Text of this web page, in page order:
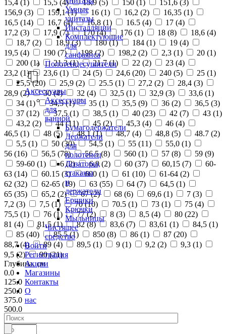
Умные
унитазы
Инсталляции
Комплектующие
для
санфаянса
Полотенцесушители
Аксессуары
Аксессуары
для
ванной
Бумагодержатели
Держатели
для
полотенец
Дозаторы,
стаканы
и
держатели
Ершики
Крючки
Мыльницы
Чистящее
средство
Войти
Регистрация
Акции
Магазины
Контакты
О
нас
15,4 (1 ) 15,5 (4) 15,9 (5) 150 (1 ) 151,6 (3)
156,9 (3) 159,1 (1) 16 (1) 16,2 (2) 16,35 (1)
16,5 (14) 16,7 (4) 16,8 (1) 16.5 (4) 17 (4)
17,2 (3) 17,9 (7) 170 (4) 176 (1) 18 (8) 18,6 (4)
18,7 (2) 18,9 (3) 180 (1) 184 (1) 19 (4)
19,5 (4) 190 (7) 198 (2) 198,2 (2) 2,3 (1) 20 (1)
200 (1) 21,3 (1) 21,7 (1) 22 (2) 23 (4)
23,2 (1) 23,6 (1) 24 (5) 24,6 (20) 240 (5) 25 (1)
25,5 (20) 25,9 (2) 25.5 (1) 27,2 (2) 28,4 (3)
28,9 (2) 30 (4) 32 (4) 32,5 (1) 32,9 (3) 33,6 (1)
34 (1) 34,5 (1) 35 (1) 35,5 (9) 36 (2) 36,5 (3)
37 (12) 37,5 (1) 38,5 (1) 40 (23) 42 (7) 43 (1)
43,2 (2) 44 (11) 45 (2) 45,3 (4) 46 (4)
46,5 (1) 48 (5) 48,1 (1) 48,7 (4) 48,8 (5) 48.7 (2)
5,5 (1) 50 (30) 54,5 (1) 55 (11) 55,0 (1)
56 (16) 56,5 (78) 56.5 (8) 560 (1) 57 (8) 59 (9)
59-60 (1) 6 (2) 6,9 (2) 60 (37) 60,15 (7)
60-
63 (14) 60.15 (3) 600 (1) 61 (10) 61-64 (2)
62 (32) 62-65 (19) 63 (55) 64 (7) 64,5 (1)
65 (35) 65,2 (2) 67 (2) 68 (6) 69,6 (1) 7 (3)
7,2 (3) 7,5 (1) 70 (10) 70.5 (1) 73 (1) 75 (4)
75,5 (1) 76 (1) 77 (2) 8 (3) 8,5 (4) 80 (22)
81 (4) 81,5 (1) 82 (8) 83,6 (7) 83,61 (1) 84,5 (1)
85 (40) 85,5 (1) 850 (8) 86 (1) 87 (20)
88,7 (4) 89 (4) 89,5 (1) 9 (1) 9,2 (2) 9,3 (1)
9,5 (2) 90 (21)
Глубина, см
0.0
125.0
250.0
375.0
500.0